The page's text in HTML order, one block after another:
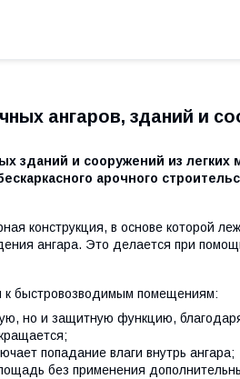
ангаров, зданий и
и сооружений из легких
арочного
конструкция, в основе которой
ангара. Это делается при
к быстровозводимым помещениям:
но и защитную функцию,
попадание влаги внутрь ангара;
без применения